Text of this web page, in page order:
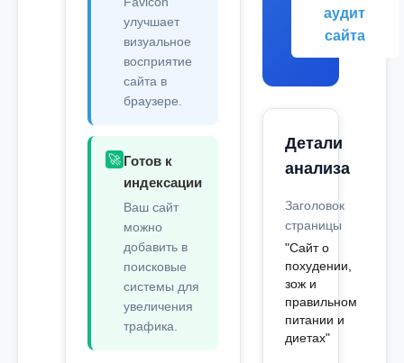
улучшает
визуальное
восприятие
сайта в
браузере.
🚀 Готов к
индексации
Ваш сайт
можно
добавить в
поисковые
системы для
увеличения
трафика.
аудит
сайта
Детали
анализа
Заголовок
страницы
"Сайт о
похудении,
зож и
правильном
питании и
диетах"